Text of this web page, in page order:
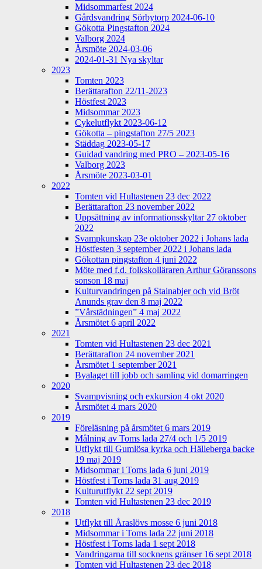
Midsommarfest 2024
Gårdsvandring Sörbytorp 2024-06-10
Gökotta Pingstafton 2024
Valborg 2024
Årsmöte 2024-03-06
2024-01-31 Nya skyltar
2023
Tomten 2023
Berättarafton 22/11-2023
Höstfest 2023
Midsommar 2023
Cykelutflykt 2023-06-12
Gökotta – pingstafton 27/5 2023
Städdag 2023-05-17
Guidad vandring med PRO – 2023-05-16
Valborg 2023
Årsmöte 2023-03-01
2022
Tomten vid Hultastenen 23 dec 2022
Berättarafton 23 november 2022
Uppsättning av informationsskyltar 27 oktober
2022
Svampkunskap 23e oktober 2022 i Johans lada
Höstfesten 3 september 2022 i Johans lada
Gökottan pingstafton 4 juni 2022
Möte med f.d. folkskolläraren Arthur Göranssons
sonson 18 maj
Kulturvandringen på Stainabjer och vid Bröt
Anunds grav den 8 maj 2022
”Vårstädningen” 4 maj 2022
Årsmötet 6 april 2022
2021
Tomten vid Hultastenen 23 dec 2021
Berättarafton 24 november 2021
Årsmötet 1 september 2021
Byalaget till jobb och samling vid domarringen
2020
Svampvisning och exkursion 4 okt 2020
Årsmötet 4 mars 2020
2019
Föreläsning på årsmötet 6 mars 2019
Målning av Toms lada 27/4 och 1/5 2019
Utflykt till Gumlösa kyrka och Hälleberga backe
19 maj 2019
Midsommar i Toms lada 6 juni 2019
Höstfest i Toms lada 31 aug 2019
Kulturutflykt 22 sept 2019
Tomten vid Hultastenen 23 dec 2019
2018
Utflykt till Åraslövs mosse 6 juni 2018
Midsommar i Toms lada 22 juni 2018
Höstfest i Toms lada 1 sept 2018
Vandringarna till socknens gränser 16 sept 2018
Tomten vid Hultastenen 23 dec 2018